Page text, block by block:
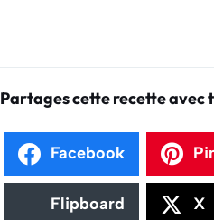
Partages cette recette avec
Facebook
Flipboard X